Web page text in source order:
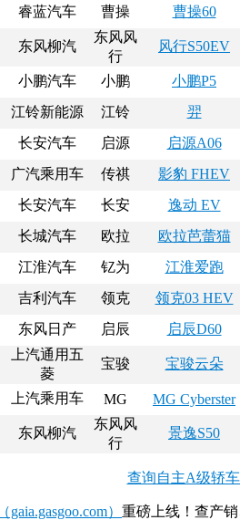
睿蓝汽车 曹操 曹操60
东风柳汽
东风风
行
风行S50EV
小鹏汽车 小鹏 小鹏P5
江铃新能源 江铃 羿
长安汽车 启源 启源A06
广汽乘用车 传祺 影豹 FHEV
长安汽车 长安 逸动 EV
长城汽车 欧拉 欧拉芭蕾猫
江淮汽车 钇为 江淮爱跑
吉利汽车 领克 领克03 HEV
东风日产 启辰 启辰D60
上汽通用五
菱
宝骏 宝骏云朵
上汽乘用车 MG MG Cyberster
东风柳汽
东风风
行
景逸S50
查询自主A级轿
） 重磅上线！查产